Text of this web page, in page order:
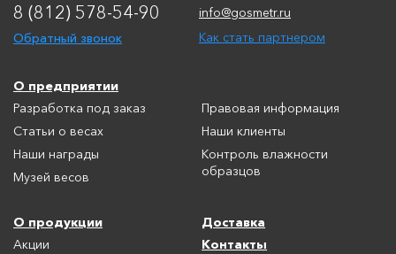
8 (812) 578-54-90
Обратный звонок
info@gosmetr.ru
Как стать партнером
О предприятии
Разработка под заказ
Статьи о весах
Наши награды
Музей весов
Правовая информация
Наши клиенты
Контроль влажности
образцов
О продукции
Акции
Доставка
Контакты